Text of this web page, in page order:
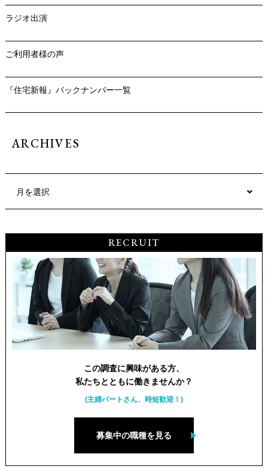
ラジオ出演
ご利用者様の声
『住宅新報』バックナンバー一覧
ARCHIVES
月を選択
RECRUIT
この調査に興味がある方、
私たちとともに働きませんか？
(主婦パートさん、時短歓迎！)
募集中の職種を見る